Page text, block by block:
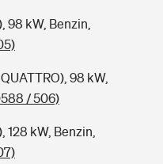
für deine Kids
98 kW, Benzin,
98 kW,
/ 506)
128 kW, Benzin,